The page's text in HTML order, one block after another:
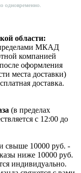
одновременно.
области:
МКАД
компанией
оформления
места доставки)
доставка.
(в пределах
с 12:00 до
свыше 10000 руб. -
ниже 10000 руб.
индивидуально.